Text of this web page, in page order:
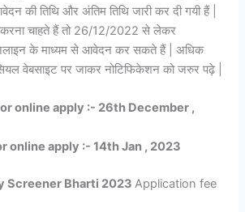
की तिथि और अंतिम तिथि जारी कर दी गयी हैं |
चाहते हैं तो 26/12/2022 से लेकर
के माध्यम से आवेदन कर सकते हैं | अधिक
वेबसाइट पर जाकर नोटिफिकेशन को जरुर पढ़े |
online apply :- 26th December ,
online apply :- 14th Jan , 2023
Screener Bharti 2023 Application fee